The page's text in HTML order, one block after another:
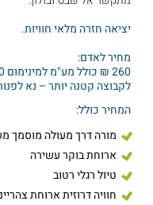
יציאה חזרה מלאי חוויות.
מחיר לאדם:
260 ₪ כולל מע"מ למינימום 30 איש.
לקבוצה קטנה יותר – נא
המחיר כולל:
מורה דרך מעולה מוסמך
ארוחת בוקר עשירה
טיול רגלי רטוב
חוויה דרוזית ארוחת